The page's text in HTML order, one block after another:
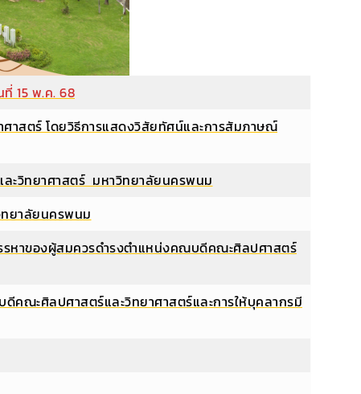
15 พ.ค. 68
าสตร์ โดยวิธีการแสดงวิสัยทัศน์และการสัมภาษณ์
ละวิทยาศาสตร์ มหาวิทยาลัยนครพนม
ทยาลัยนครพนม
รหาของผู้สมควรดำรงตำแหน่งคณบดีคณะศิลปศาสตร์
คณะศิลปศาสตร์และวิทยาศาสตร์และการให้บุคลากรมี